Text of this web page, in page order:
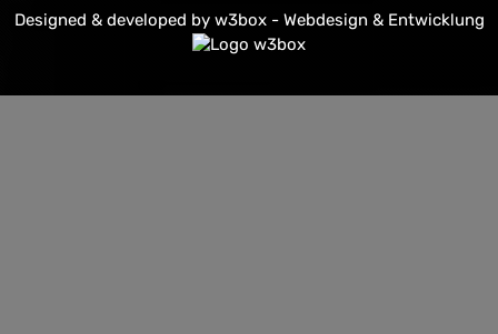
Designed & developed by w3box - Webdesign & Entwicklung